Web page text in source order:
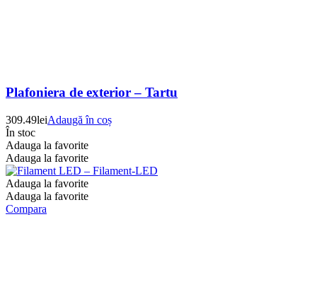
Plafoniera de exterior – Tartu
309.49leiAdaugă în coș
În stoc
Adauga la favorite
Adauga la favorite
Adauga la favorite
Adauga la favorite
Compara